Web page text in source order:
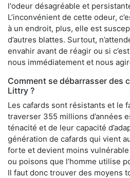
l'odeur désagréable et
L’inconvénient de cette odeur,
à un endroit, plus, elle est
d’autres blattes. Surtout,
envahir avant de réagir ou si
nous immédiatement et nous
Comment se débarrasser des
Littry ?
Les cafards sont résistants et le
traverser 355 millions d’années
ténacité et de leur capacité
génération de cafards qui vient
forte et devient moins
ou poisons que l’homme utilise
Il faut donc trouver des moyens